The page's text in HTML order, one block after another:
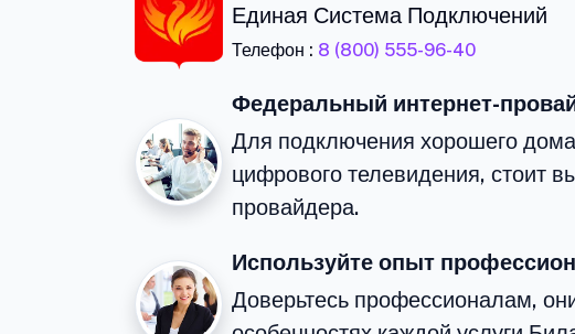
Единая Система Подключений
Телефон : 8 (800) 555-96-40
Федеральный интернет-
Для подключения хорошего
цифрового телевидения, стоит
провайдера.
Используйте опыт
Доверьтесь профессионалам,